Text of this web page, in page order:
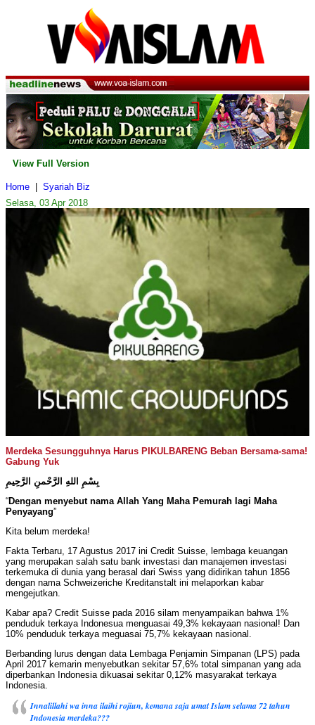
View Full Version
Home
Syariah Biz
Selasa, 03 Apr 2018
Merdeka Sesungguhnya Harus PIKULBARENG Beban Bersama-sama!
Gabung Yuk
بِسْمِ اللهِ الرَّحْمنِ الرَّحِيمِ
“Dengan menyebut nama Allah Yang Maha Pemurah lagi Maha
Penyayang”
Kita belum merdeka!
Fakta Terbaru, 17 Agustus 2017 ini Credit Suisse, lembaga keuangan
yang merupakan salah satu bank investasi dan manajemen investasi
terkemuka di dunia yang berasal dari Swiss yang didirikan tahun 1856
dengan nama Schweizeriche Kreditanstalt ini melaporkan kabar
mengejutkan.
Kabar apa? Credit Suisse pada 2016 silam menyampaikan bahwa 1%
penduduk terkaya Indonesua menguasai 49,3% kekayaan nasional! Dan
10% penduduk terkaya meguasai 75,7% kekayaan nasional.
Berbanding lurus dengan data Lembaga Penjamin Simpanan (LPS) pada
April 2017 kemarin menyebutkan sekitar 57,6% total simpanan yang ada
diperbankan Indonesia dikuasai sekitar 0,12% masyarakat terkaya
Indonesia.
Innalillahi wa inna ilaihi rojiun, kemana saja umat Islam selama 72 tahun
Indonesia merdeka???